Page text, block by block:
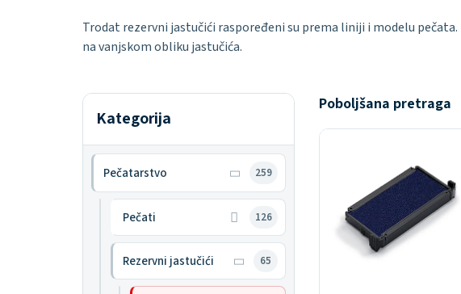
Trodat rezervni jastučići raspoređeni su prema liniji i modelu
na vanjskom obliku jastučića.
Kategorija
Pečatarstvo 259
Pečati 126
Rezervni jastučići 65
Poboljšana pretraga